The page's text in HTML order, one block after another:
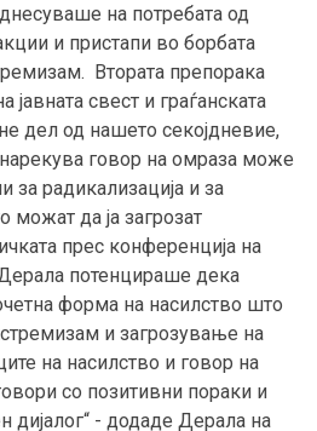
на потребата од
и пристапи во борбата
Втората препорака
свест и граѓанската
дел од нашето секојдневие,
говор на омраза може
за радикализација и за
можат да ја загрозат
прес конференција на
потенцираше дека
форма на насилство што
и загрозување на
на насилство и говор на
со позитивни пораки и
дијалог“ - додаде Дерала на